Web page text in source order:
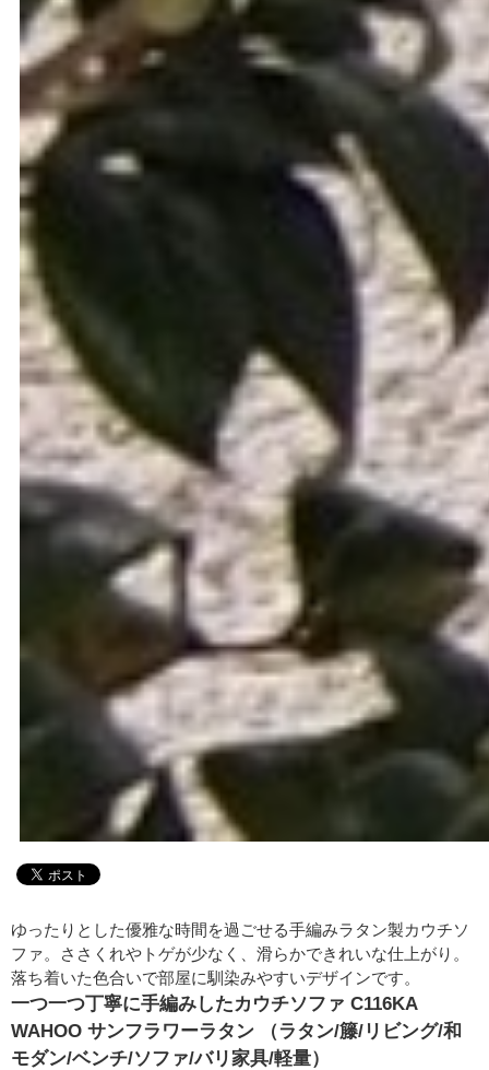
ゆったりとした優雅な時間を過ごせる手編みラタン製カウチソ
ファ。ささくれやトゲが少なく、滑らかできれいな仕上がり。
落ち着いた色合いで部屋に馴染みやすいデザインです。
一つ一つ丁寧に手編みしたカウチソファ C116KA
WAHOO サンフラワーラタン （ラタン/籐/リビング/和
モダン/ベンチ/ソファ/バリ家具/軽量）